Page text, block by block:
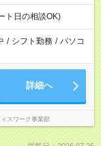
ト日の相談OK)
/ シフト勤務 / パソコ
詳細へ
スワーク事業部